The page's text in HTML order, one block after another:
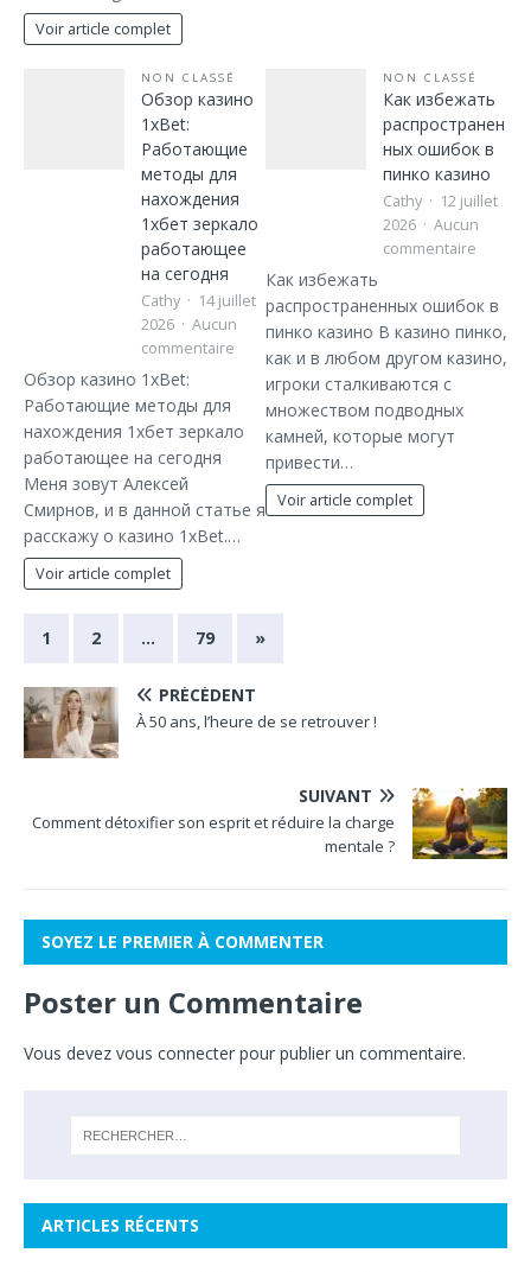
Voir article complet
NON CLASSÉ
Обзор казино
1xBet:
Работающие
методы для
нахождения
1хбет зеркало
работающее
на сегодня
Cathy
14 juillet
2026
Aucun
commentaire
Обзор казино 1xBet:
Работающие методы для
нахождения 1хбет зеркало
работающее на сегодня
Меня зовут Алексей
Смирнов, и в данной статье я
расскажу о казино 1xBet.…
Voir article complet
NON CLASSÉ
Как избежать
распространен
ных ошибок в
пинко казино
Cathy
12 juillet
2026
Aucun
commentaire
Как избежать
распространенных ошибок в
пинко казино В казино пинко,
как и в любом другом казино,
игроки сталкиваются с
множеством подводных
камней, которые могут
привести…
Voir article complet
1 2 … 79 »
PRÉCÉDENT
À 50 ans, l’heure de se retrouver !
SUIVANT
Comment détoxifier son esprit et réduire la charge
mentale ?
SOYEZ LE PREMIER À COMMENTER
Poster un Commentaire
Vous devez vous connecter pour publier un commentaire.
ARTICLES RÉCENTS